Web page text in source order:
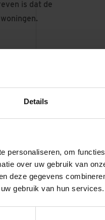
Details
personaliseren, om
over uw gebruik van
deze gegevens
gebruik van hun services.
is dat de